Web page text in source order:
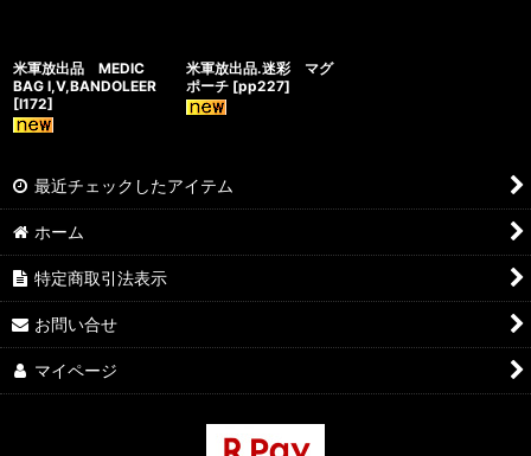
米軍放出品 MEDIC
BAG I,V,BANDOLEER
[I172]
米軍放出品.迷彩 マグ
ポーチ [pp227]
最近チェックしたアイテム
ホーム
特定商取引法表示
お問い合せ
マイページ